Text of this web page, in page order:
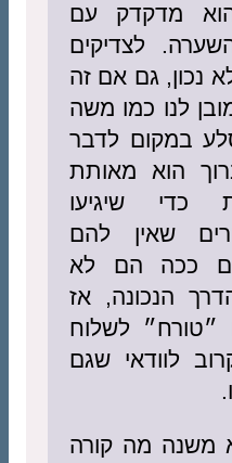
מדקדק עם
לצדיקים
נכון, גם אם זה
לנו כמו משה
במקום לדבר
הוא מאותת
כדי שיגיעו
שאין להם
ככה הם לא
הנכונה, אז
לשלוח
לוודאי שגם
משנה מה קורה